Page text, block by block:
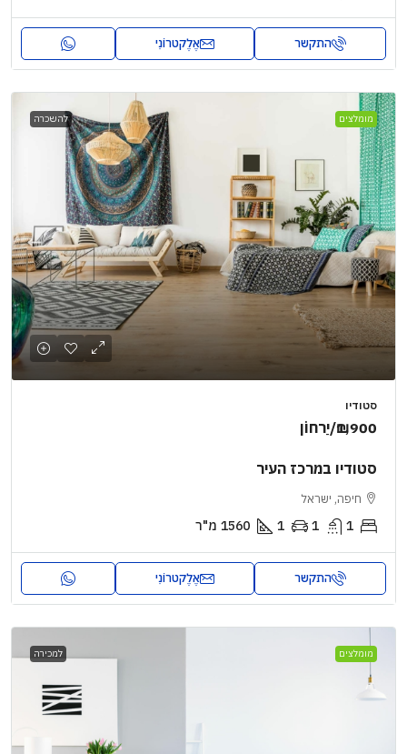
התקשר אֶלֶקטרוֹנִי
מומלצים להשכרה
סטודיו
₪1,900/יַרחוֹן
סטודיו במרכז העיר
חיפה, ישראל
1
1
1
1560 מ"ר
התקשר אֶלֶקטרוֹנִי
מומלצים למכירה